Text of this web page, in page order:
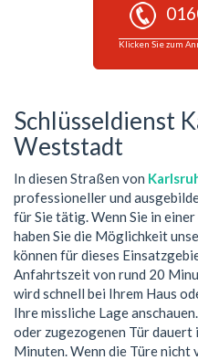
Klicken Sie zum
Schlüsseldienst
Weststadt
In diesen Straßen von
professioneller und
für Sie tätig. Wenn Sie in
haben Sie die Möglichkeit
können für dieses
Anfahrtszeit von rund 20
wird schnell bei Ihrem Haus
Ihre missliche Lage
oder zugezogenen Tür dauert
Minuten. Wenn die Türe nicht